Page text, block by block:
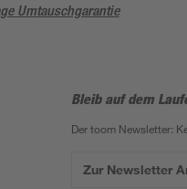
Umtauschgarantie
Bleib auf dem
Der toom Newsletter:
Zur Newsletter